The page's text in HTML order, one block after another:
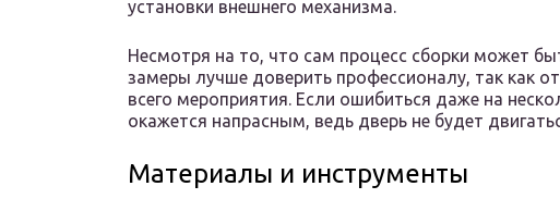
установки внешнего механизма.
Несмотря на то, что сам процесс сборки может
замеры лучше доверить профессионалу, так как
всего мероприятия. Если ошибиться даже на
окажется напрасным, ведь дверь не будет
Материалы и инструменты